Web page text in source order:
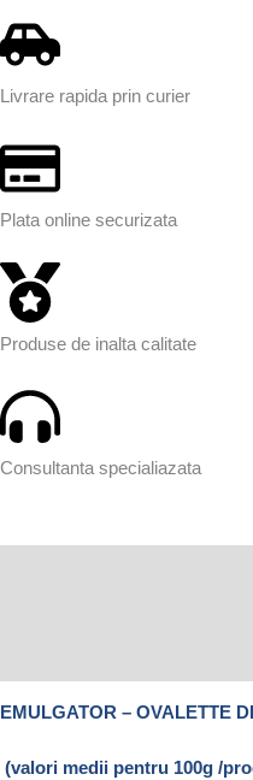
Livrare rapida prin curier
Plata online securizata
Produse de inalta calitate
Consultanta specialiazata
EMULGATOR – OVALETTE
(valori medii pentru 100g /